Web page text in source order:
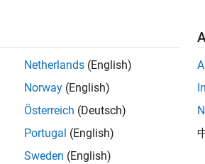
Netherlands (English)
Norway (English)
Österreich (Deutsch)
Portugal (English)
Sweden (English)